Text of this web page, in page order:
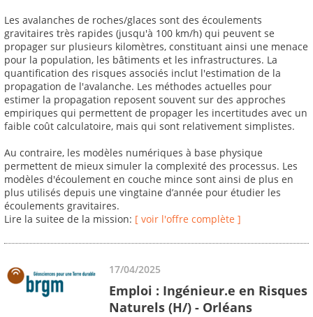
Les avalanches de roches/glaces sont des écoulements
gravitaires très rapides (jusqu'à 100 km/h) qui peuvent se
propager sur plusieurs kilomètres, constituant ainsi une menace
pour la population, les bâtiments et les infrastructures. La
quantification des risques associés inclut l'estimation de la
propagation de l'avalanche. Les méthodes actuelles pour
estimer la propagation reposent souvent sur des approches
empiriques qui permettent de propager les incertitudes avec un
faible coût calculatoire, mais qui sont relativement simplistes.
Au contraire, les modèles numériques à base physique
permettent de mieux simuler la complexité des processus. Les
modèles d'écoulement en couche mince sont ainsi de plus en
plus utilisés depuis une vingtaine d’année pour étudier les
écoulements gravitaires.
Lire la suitee de la mission: [ voir l'offre complète ]
17/04/2025
Emploi : Ingénieur.e en Risques
Naturels (H/) - Orléans